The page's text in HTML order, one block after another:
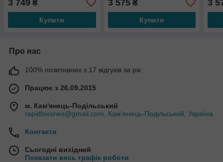
3 749 ₴
Купити
3 575₴
Купити
3
Про нас
100% позитивних з 17 відгуків за рік
Працює з 26.09.2015
м. Кам'янець-Подільський
rapidbissnes@gmail.com, Кам'янець-Подільський, Україна
Контакти
Сьогодні вихідний
Показати весь графік роботи